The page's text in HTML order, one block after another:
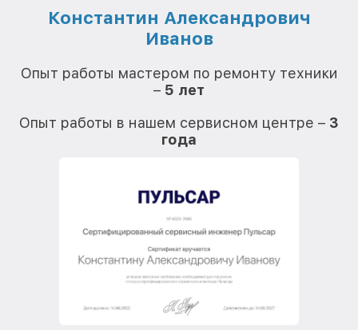
Константин Александрович
Иванов
Опыт работы мастером по ремонту техники
– 5 лет
Опыт работы в нашем сервисном центре – 3
года